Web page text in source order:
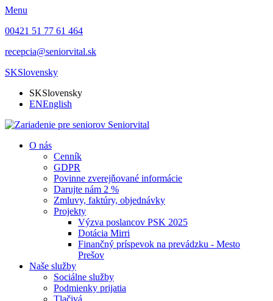
Menu
00421 51 77 61 464
recepcia@seniorvital.sk
SKSlovensky
SKSlovensky
ENEnglish
O nás
Cenník
GDPR
Povinne zverejňované informácie
Darujte nám 2 %
Zmluvy, faktúry, objednávky
Projekty
Výzva poslancov PSK 2025
Dotácia Mirri
Finančný príspevok na prevádzku - Mesto
Prešov
Naše služby
Sociálne služby
Podmienky prijatia
Tlačivá